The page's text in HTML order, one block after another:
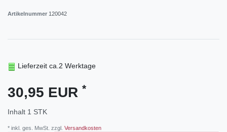
Artikelnummer 120042
Lieferzeit ca.2 Werktage
30,95 EUR *
Inhalt 1 STK
* inkl. ges. MwSt. zzgl. Versandkosten